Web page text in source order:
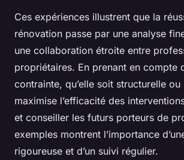
Ces expériences illustrent que la
rénovation passe par une analyse
une collaboration étroite entre
propriétaires. En prenant en compte
contrainte, qu’elle soit structurelle
maximise l’efficacité des
et conseiller les futurs porteurs de
exemples montrent l’importance
rigoureuse et d’un suivi régulier.